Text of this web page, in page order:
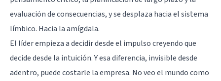
evaluación de consecuencias, y se desplaza hacia el sistema
límbico. Hacia la amígdala.
El líder empieza a decidir desde el impulso creyendo que
decide desde la intuición. Y esa diferencia, invisible desde
adentro, puede costarle la empresa. No veo el mundo como